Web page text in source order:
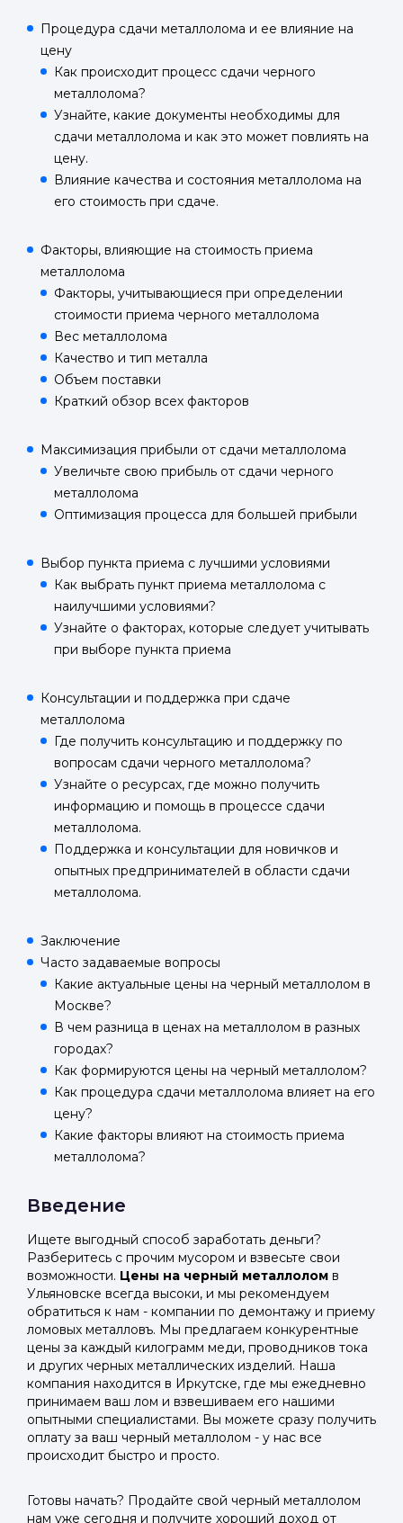
Процедура сдачи металлолома и ее влияние на
цену
Как происходит процесс сдачи черного
металлолома?
Узнайте, какие документы необходимы для
сдачи металлолома и как это может повлиять на
цену.
Влияние качества и состояния металлолома на
его стоимость при сдаче.
Факторы, влияющие на стоимость приема
металлолома
Факторы, учитывающиеся при определении
стоимости приема черного металлолома
Вес металлолома
Качество и тип металла
Объем поставки
Краткий обзор всех факторов
Максимизация прибыли от сдачи металлолома
Увеличьте свою прибыль от сдачи черного
металлолома
Оптимизация процесса для большей прибыли
Выбор пункта приема с лучшими условиями
Как выбрать пункт приема металлолома с
наилучшими условиями?
Узнайте о факторах, которые следует учитывать
при выборе пункта приема
Консультации и поддержка при сдаче
металлолома
Где получить консультацию и поддержку по
вопросам сдачи черного металлолома?
Узнайте о ресурсах, где можно получить
информацию и помощь в процессе сдачи
металлолома.
Поддержка и консультации для новичков и
опытных предпринимателей в области сдачи
металлолома.
Заключение
Часто задаваемые вопросы
Какие актуальные цены на черный металлолом в
Москве?
В чем разница в ценах на металлолом в разных
городах?
Как формируются цены на черный металлолом?
Как процедура сдачи металлолома влияет на его
цену?
Какие факторы влияют на стоимость приема
металлолома?
Введение
Ищете выгодный способ заработать деньги?
Разберитесь с прочим мусором и взвесьте свои
возможности. Цены на черный металлолом в
Ульяновске всегда высоки, и мы рекомендуем
обратиться к нам - компании по демонтажу и приему
ломовых металловъ. Мы предлагаем конкурентные
цены за каждый килограмм меди, проводников тока
и других черных металлических изделий. Наша
компания находится в Иркутске, где мы ежедневно
принимаем ваш лом и взвешиваем его нашими
опытными специалистами. Вы можете сразу получить
оплату за ваш черный металлолом - у нас все
происходит быстро и просто.
Готовы начать? Продайте свой черный металлолом
нам уже сегодня и получите хороший доход от